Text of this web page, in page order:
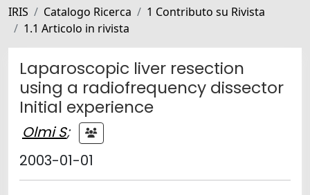
IRIS Catalogo Ricerca
1 Contributo su Rivista
1.1 Articolo in rivista
Laparoscopic liver resection
using a radiofrequency dissector
Initial experience
Olmi S;
2003-01-01